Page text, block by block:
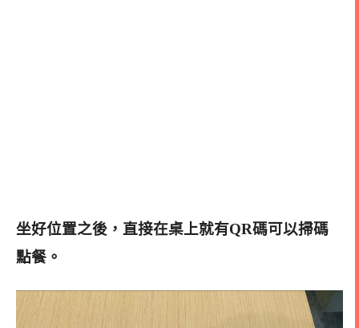
坐好位置之後，直接在桌上就有QR碼可以掃碼
點餐 。